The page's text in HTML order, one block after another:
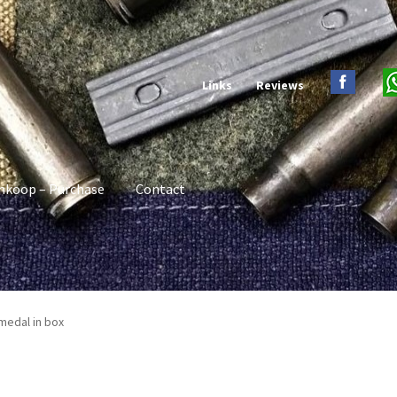
Links Reviews
– Purchase Contact
in box